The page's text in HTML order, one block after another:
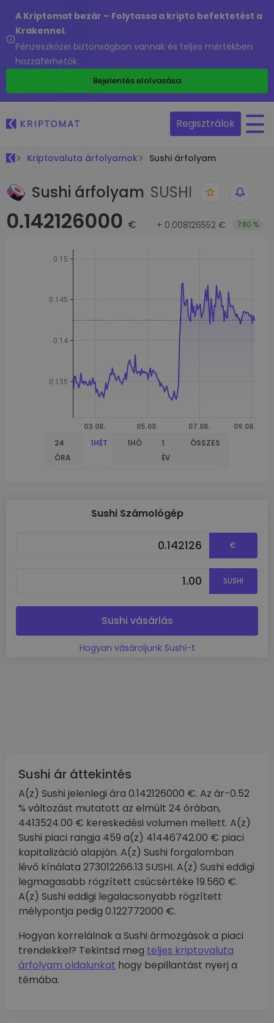
A Kriptomat bezár – Folytassa a kripto befektetést a
Krakennel.
Pénzeszközei biztonságban vannak és teljes mértékben
hozzáférhetők.
Bejelentés elolvasása
Regisztrálok
Kriptovaluta árfolyamok Sushi árfolyam
Sushi árfolyam SUSHI
0.142126000 € + 0.008126552 € 7.80 %
24
ÓRA
1HÉT 1HÓ
1
ÉV
ÖSSZES
Sushi Számológép
€
SUSHI
Sushi vásárlás
Hogyan vásároljunk Sushi-t
Sushi ár áttekintés
A(z) Sushi jelenlegi ára 0.142126000 €. Az ár-0.52
% változást mutatott az elmúlt 24 órában,
4413524.00 € kereskedési volumen mellett. A(z)
Sushi piaci rangja 459 a(z) 41446742.00 € piaci
kapitalizáció alapján. A(z) Sushi forgalomban
lévő kínálata 273012266.13 SUSHI. A(z) Sushi eddigi
legmagasabb rögzített csúcsértéke 19.560 €.
A(z) Sushi eddigi legalacsonyabb rögzített
mélypontja pedig 0.122772000 €.
Hogyan korrelálnak a Sushi ármozgások a piaci
trendekkel? Tekintsd meg teljes kriptovaluta
árfolyam oldalunkat hogy bepillantást nyerj a
témába.